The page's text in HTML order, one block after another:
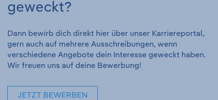
geweckt?
Dann bewirb dich direkt hier über unser Karriereportal,
gern auch auf mehrere Ausschreibungen, wenn
verschiedene Angebote dein Interesse geweckt haben.
Wir freuen uns auf deine Bewerbung!
JETZT BEWERBEN